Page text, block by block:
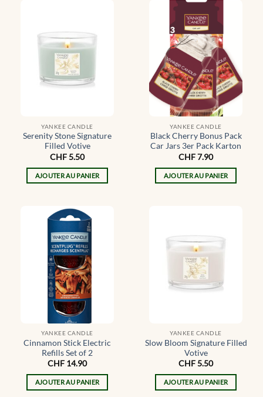
YANKEE CANDLE
Serenity Stone Signature
Filled Votive
CHF5.50
AJOUTER AU PANIER
YANKEE CANDLE
Black Cherry Bonus Pack
Car Jars 3er Pack Karton
CHF7.90
AJOUTER AU PANIER
YANKEE CANDLE
Cinnamon Stick Electric
Refills Set of 2
CHF 14.90
AJOUTER AU PANIER
YANKEE CANDLE
Slow Bloom Signature Filled
Votive
CHF5.50
AJOUTER AU PANIER